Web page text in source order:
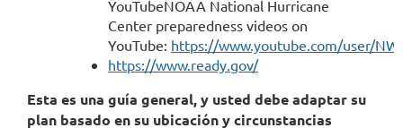
YouTubeNOAA National Hurricane
Center preparedness videos on
YouTube: https://www.youtube.com/user/
https://www.ready.gov/
Esta es una guía general, y usted debe adaptar su
plan basado en su ubicación y circunstancias